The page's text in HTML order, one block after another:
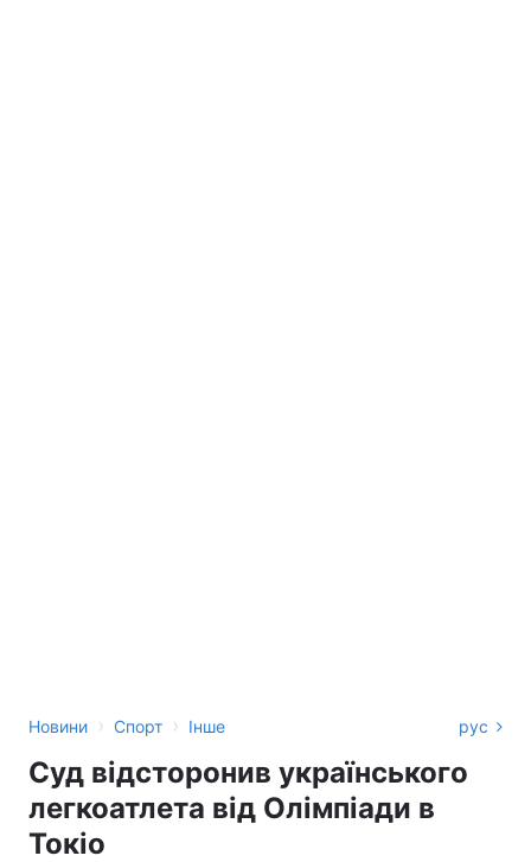
Новини › Спорт › Інше рус
Суд відсторонив українського
легкоатлета від Олімпіади в
Токіо